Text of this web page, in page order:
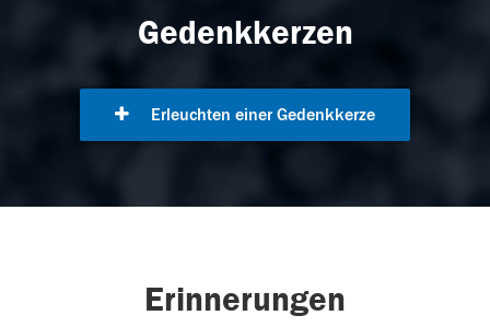
Gedenkkerzen
Erleuchten einer Gedenkkerze
Erinnerungen